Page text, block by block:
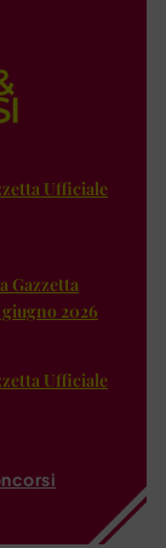
Ufficiale
Gazzetta
2026
Ufficiale